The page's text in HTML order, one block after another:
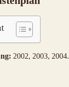
2002, 2003, 2004.